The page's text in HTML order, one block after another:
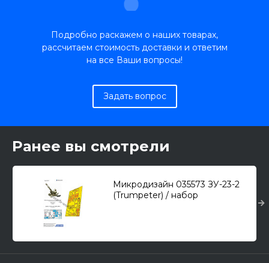
Подробно раскажем о наших товарах,
рассчитаем стоимость доставки и ответим
на все Ваши вопросы!
Задать вопрос
Ранее вы смотрели
Микродизайн 035573 ЗУ-23-2
(Trumpeter) / набор